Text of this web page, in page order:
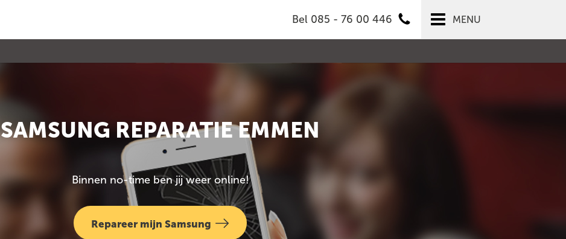
Bel 085 - 76 00 446 MENU
SAMSUNG REPARATIE EMMEN
Binnen no-time ben jij weer online!
Repareer mijn Samsung